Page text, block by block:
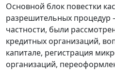
Основной блок повестки
разрешительных процедур
частности, были
кредитных организаций,
капитале, регистрация
организаций,